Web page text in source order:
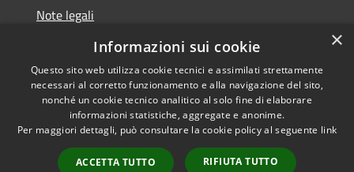
Note legali
Dichiarazione di accessibilità
Accessibilità
Copyright © 2026 • Comune di
Serrastretta • Powered by
Municipium•
Accesso
×
Informazioni sui cookie
Questo sito web utilizza cookie tecnici e assimilati strettamente
necessari al corretto funzionamento e alla navigazione del sito,
nonché un cookie tecnico analitico al solo fine di elaborare
informazioni statistiche, aggregate e anonime.
Per maggiori dettagli, può consultare la cookie policy al seguente link
ACCETTA TUTTO RIFIUTA TUTTO